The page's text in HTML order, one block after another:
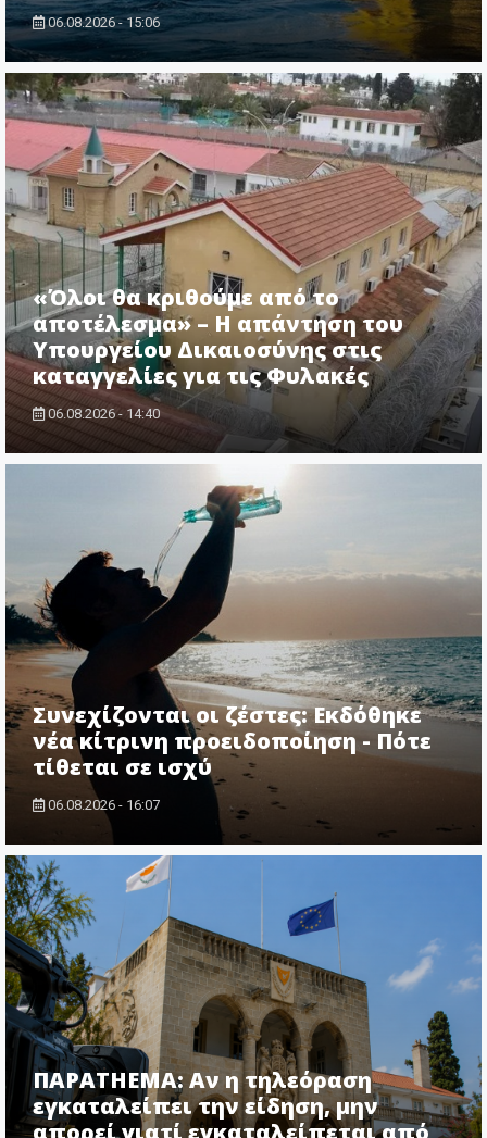
06.08.2026 - 15:06
«Όλοι θα κριθούμε από το
αποτέλεσμα» – Η απάντηση του
Υπουργείου Δικαιοσύνης στις
καταγγελίες για τις Φυλακές
06.08.2026 - 14:40
Συνεχίζονται οι ζέστες: Εκδόθηκε
νέα κίτρινη προειδοποίηση - Πότε
τίθεται σε ισχύ
06.08.2026 - 16:07
ΠΑΡΑTHEMA: Αν η τηλεόραση
εγκαταλείπει την είδηση, μην
απορεί γιατί εγκαταλείπεται από